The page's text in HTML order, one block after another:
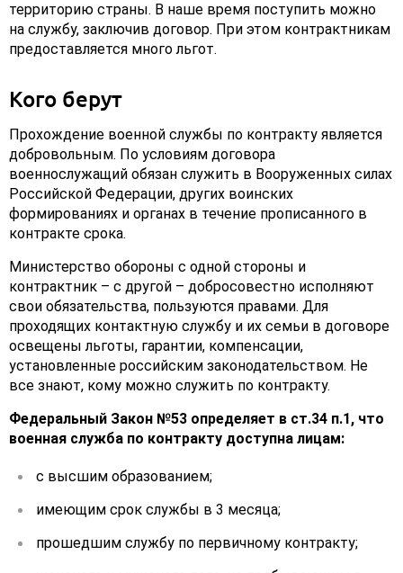
территорию страны. В наше время поступить можно
на службу, заключив договор. При этом контрактникам
предоставляется много льгот.
Кого берут
Прохождение военной службы по контракту является
добровольным. По условиям договора
военнослужащий обязан служить в Вооруженных силах
Российской Федерации, других воинских
формированиях и органах в течение прописанного в
контракте срока.
Министерство обороны с одной стороны и
контрактник – с другой – добросовестно исполняют
свои обязательства, пользуются правами. Для
проходящих контактную службу и их семьи в договоре
освещены льготы, гарантии, компенсации,
установленные российским законодательством. Не
все знают, кому можно служить по контракту.
Федеральный Закон №53 определяет в ст.34 п.1, что
военная служба по контракту доступна лицам:
с высшим образованием;
имеющим срок службы в 3 месяца;
прошедшим службу по первичному контракту;